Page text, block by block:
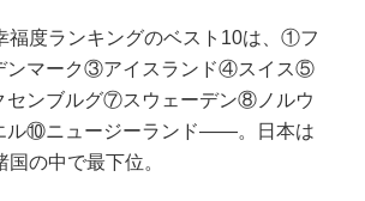
度ランキングのベスト10は、①フ
ンマーク③アイスランド④スイス⑤
センブルグ⑦スウェーデン⑧ノルウ
ル⑩ニュージーランド――。日本は
の中で最下位。